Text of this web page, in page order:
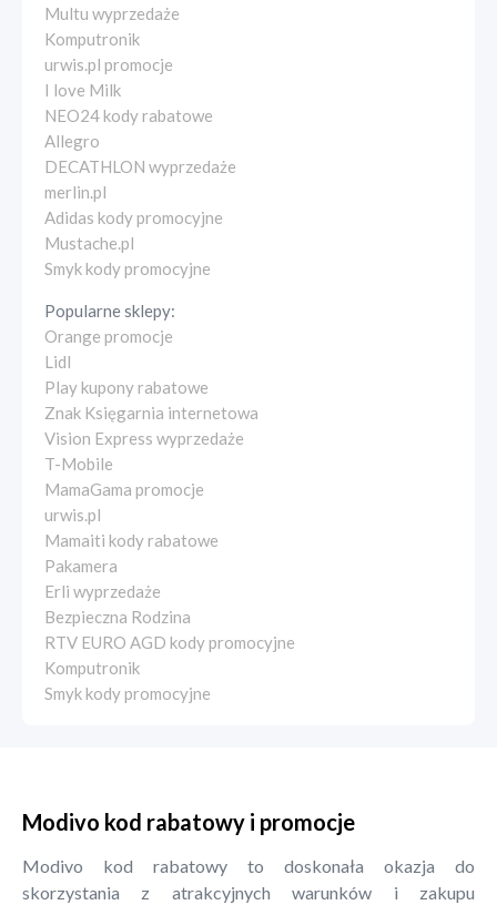
Multu wyprzedaże
Komputronik
urwis.pl promocje
I love Milk
NEO24 kody rabatowe
Allegro
DECATHLON wyprzedaże
merlin.pl
Adidas kody promocyjne
Mustache.pl
Smyk kody promocyjne
Popularne sklepy:
Orange promocje
Lidl
Play kupony rabatowe
Znak Księgarnia internetowa
Vision Express wyprzedaże
T-Mobile
MamaGama promocje
urwis.pl
Mamaiti kody rabatowe
Pakamera
Erli wyprzedaże
Bezpieczna Rodzina
RTV EURO AGD kody promocyjne
Komputronik
Smyk kody promocyjne
Modivo kod rabatowy i promocje
Modivo kod rabatowy to doskonała okazja do
skorzystania z atrakcyjnych warunków i zakupu